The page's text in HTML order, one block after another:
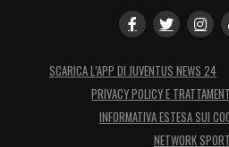
SCARICA L’APP DI JUVENTUS NEWS 24
PRIVACY POLICY E
INFORMATIVA ESTESA SUI
NETWORK